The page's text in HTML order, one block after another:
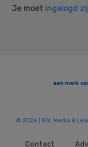
Je moet ingelogd
© 2026 | BSL Media &
Contact